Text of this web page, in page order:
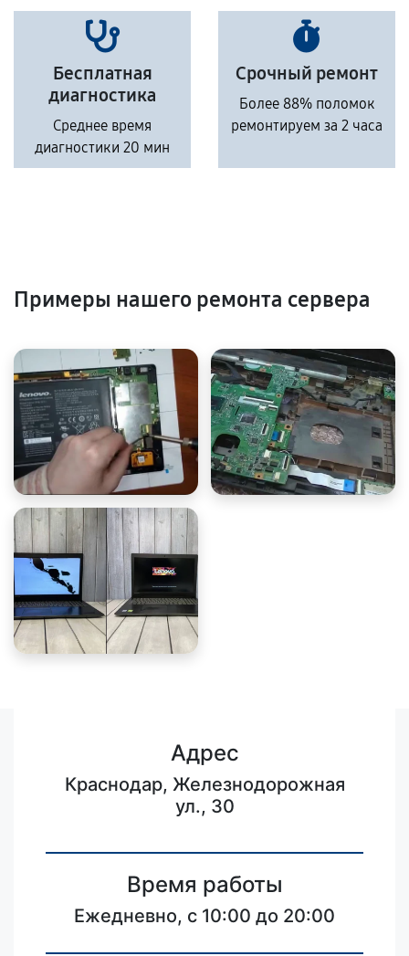
Бесплатная
диагностика
Среднее время
диагностики 20 мин
Срочный ремонт
Более 88% поломок
ремонтируем за 2 часа
Примеры нашего ремонта сервера
Адрес
Краснодар, Железнодорожная
ул., 30
Время работы
Ежедневно, с 10:00 до 20:00